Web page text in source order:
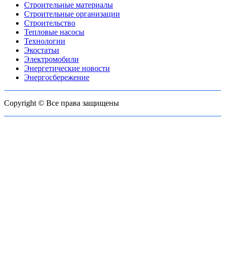
Строительные материалы
Строительные организации
Строительство
Тепловые насосы
Технологии
Экостатьи
Электромобили
Энергетические новости
Энергосбережение
Copyright © Все права защищены